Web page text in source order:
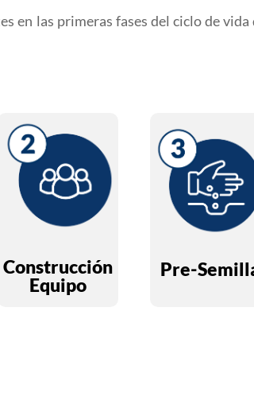
en las primeras fases del ciclo de
Construcción
Equipo
Construcción
Equipo
Unimos
personas con
científicas y de
negocios.
Pre-
Semilla
Identificación
de la idea,
prueba del